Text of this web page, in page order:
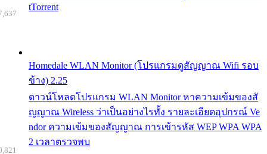
tTorrent
Homedale WLAN Monitor (โปรแกรมดูสัญญาณ Wifi รอบ
ข้าง) 2.25
ดาวน์โหลดโปรแกรม WLAN Monitor หาความเข้มของสั
ญญาณ Wireless ว่าเป็นอย่างไรทั้ง รายละเอียดอุปกรณ์ Ve
ndor ความเข้มของสัญญาณ การเข้ารหัส WEP WPA WPA
2 เวลาตรวจพบ